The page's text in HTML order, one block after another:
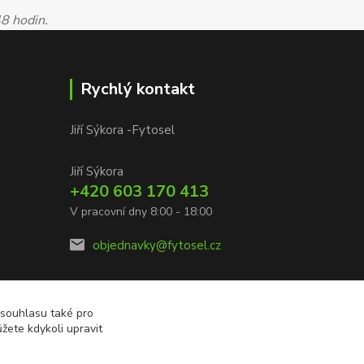
hodin.
Rychlý kontakt
Jiří Sýkora -Fytosel
Jiří Sýkora
+420 603 170 413
V pracovní dny 8:00 - 18:00
objednavky@fytosel.cz
také pro
kdykoli upravit